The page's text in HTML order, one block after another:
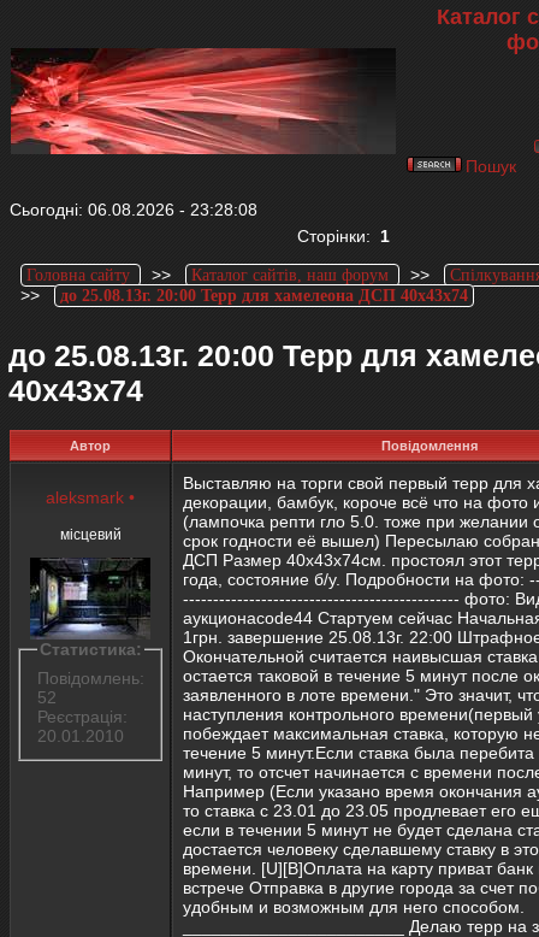
Каталог
Пошук
Сьогодні: 06.08.2026 - 23:28:08
Сторінки: 1
Головна сайту >> Каталог сайтів, наш форум >>
>> до 25.08.13г. 20:00 Терр для хамелеона ДСП 40х43х74
до 25.08.13г. 20:00 Терр для
40х43х74
Автор Повідомлення
aleksmark •
місцевий
Статистика:
Повідомлень:
52
Реєстрація:
20.01.2010
Выставляю на торги свой первый терр для
декорации, бамбук, короче всё что на фото
(лампочка репти гло 5.0. тоже при желании
срок годности её вышел) Пересылаю
ДСП Размер 40х43х74см. простоял этот
года, состояние б/у. Подробности на фото:
---------------------------------------------- фото:
аукционаcode44 Стартуем сейчас
1грн. завершение 25.08.13г. 22:00
Окончательной считается наивысшая
остается таковой в течение 5 минут после
заявленного в лоте времени." Это значит,
наступления контрольного
побеждает максимальная ставка, которую
течение 5 минут.Если ставка была перебита
минут, то отсчет начинается с времени
Например (Если указано время окончания
то ставка с 23.01 до 23.05 продлевает его
если в течении 5 минут не будет сделана
достается человеку сделавшему ставку в
времени. [U][B]Оплата на карту приват
встрече Отправка в другие города за счет
удобным и возможным для него способом.
_______________________ Делаю терр на